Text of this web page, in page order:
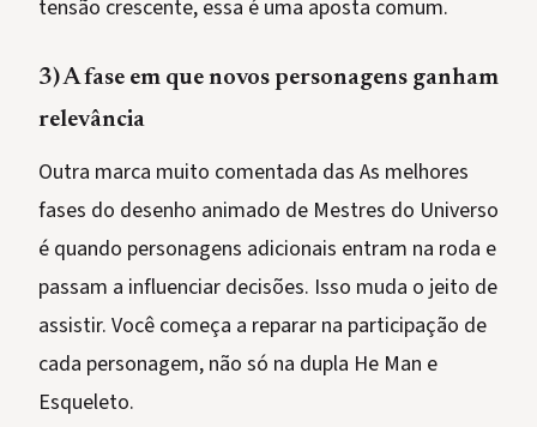
tensão crescente, essa é uma aposta comum.
3) A fase em que novos personagens ganham
relevância
Outra marca muito comentada das As melhores
fases do desenho animado de Mestres do Universo
é quando personagens adicionais entram na roda e
passam a influenciar decisões. Isso muda o jeito de
assistir. Você começa a reparar na participação de
cada personagem, não só na dupla He Man e
Esqueleto.